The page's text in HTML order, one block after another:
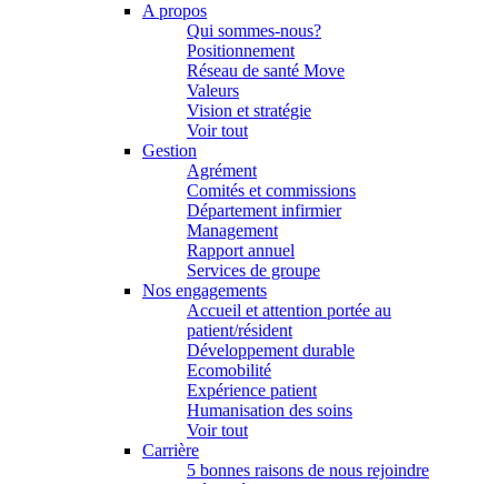
A propos
Qui sommes-nous?
Positionnement
Réseau de santé Move
Valeurs
Vision et stratégie
Voir tout
Gestion
Agrément
Comités et commissions
Département infirmier
Management
Rapport annuel
Services de groupe
Nos engagements
Accueil et attention portée au
patient/résident
Développement durable
Ecomobilité
Expérience patient
Humanisation des soins
Voir tout
Carrière
5 bonnes raisons de nous rejoindre